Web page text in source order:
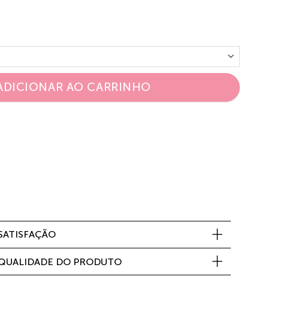
AO CARRINHO
DO PRODUTO